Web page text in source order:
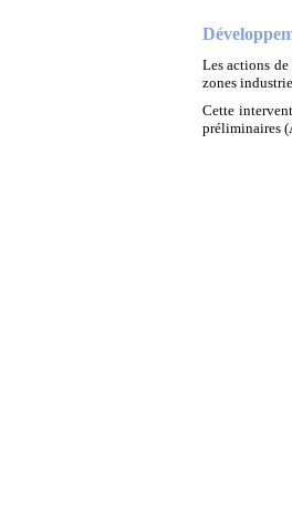
Les actions
zones
Cette
préliminaires